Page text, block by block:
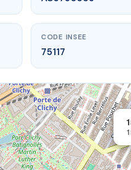
www.vme.plus/
150 bis rue
150B r legendre75017
CODE INSEE
75117